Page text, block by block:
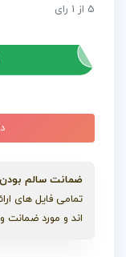
پروژه افترافکت
5 از 1 رای
ضمانت سالم
تمامی فایل های
اند و مورد ضمانت